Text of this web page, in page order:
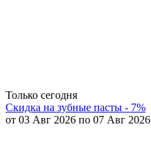
Только сегодня
Скидка на зубные пасты - 7%
от 03 Авг 2026 по 07 Авг 2026